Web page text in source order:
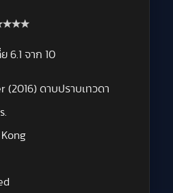
ย 6.1 จาก 10
(2016) ดาบปราบเทวดา